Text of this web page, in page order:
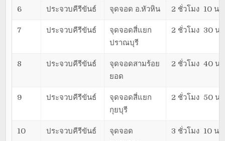
6 ประจวบคีรีขันธ์ จุดจอด อ.หัวหิน 2 ชั่วโมง 10 น
7 ประจวบคีรีขันธ์
จุดจอดสี่แยก
ปราณบุรี
2 ชั่วโมง 30 น
8 ประจวบคีรีขันธ์
จุดจอดสามร้อย
ยอด
2 ชั่วโมง 40 น
9 ประจวบคีรีขันธ์
จุดจอดสี่แยก
กุยบุรี
2 ชั่วโมง 50 น
10 ประจวบคีรีขันธ์
จุดจอด
3 ชั่วโมง 10 น